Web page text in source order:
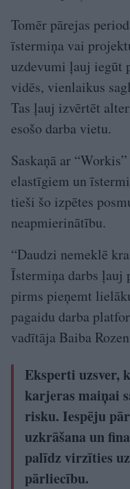
Tomēr pārejas
īstermiņa vai
uzdevumi ļauj iegūt
vidēs, vienlaikus
Tas ļauj izvērtēt
esošo darba vietu.
Saskaņā ar
elastīgiem un
tieši šo izpētes
neapmierinātību.
“Daudzi nemeklē
Īstermiņa darbs ļauj
pirms pieņemt
pagaidu darba
vadītāja Baiba
Eksperti uzsver,
karjeras maiņai
risku. Iespēju
uzkrāšana un
palīdz virzīties
pārliecību.